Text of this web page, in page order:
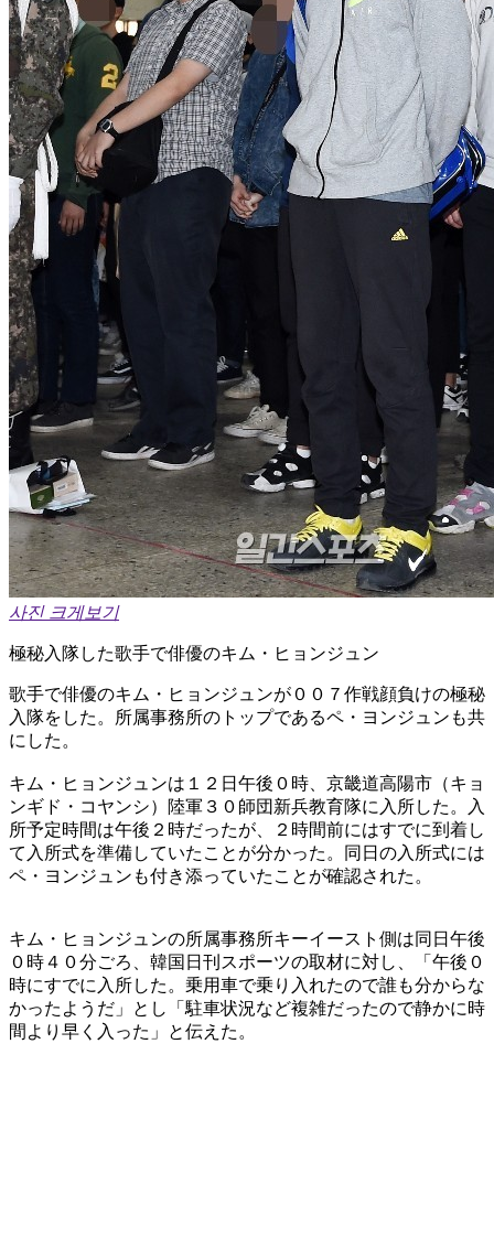
사진 크게보기
極秘入隊した歌手で俳優のキム・ヒョンジュン
歌手で俳優のキム・ヒョンジュンが００７作戦顔負けの極秘
入隊をした。所属事務所のトップであるペ・ヨンジュンも共
にした。
キム・ヒョンジュンは１２日午後０時、京畿道高陽市（キョ
ンギド・コヤンシ）陸軍３０師団新兵教育隊に入所した。入
所予定時間は午後２時だったが、２時間前にはすでに到着し
て入所式を準備していたことが分かった。同日の入所式には
ペ・ヨンジュンも付き添っていたことが確認された。
キム・ヒョンジュンの所属事務所キーイースト側は同日午後
０時４０分ごろ、韓国日刊スポーツの取材に対し、「午後０
時にすでに入所した。乗用車で乗り入れたので誰も分からな
かったようだ」とし「駐車状況など複雑だったので静かに時
間より早く入った」と伝えた。